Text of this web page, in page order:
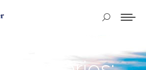
Buscar: